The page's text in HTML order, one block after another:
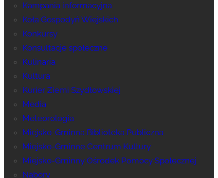
Kampania informacyjna
Koła Gospodyń Wiejskich
Konkursy
Konsultacje społeczne
Kulinaria
Kultura
Kurier Ziemi Szydłowskiej
Media
Meteorologia
Miejsko-Gminna Biblioteka Publiczna
Miejsko-Gminne Centrum Kultury
Miejsko-Gminny Ośrodek Pomocy Społecznej
Nabory